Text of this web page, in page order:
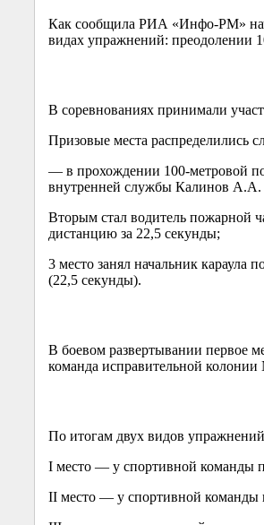
Как сообщила РИА «Инфо-РМ»
видах упражнений: преодолении
В соревнованиях принимали
Призовые места распределились
— в прохождении 100-метровой
внутренней службы Калинов
Вторым стал водитель пожарной
дистанцию за 22,5 секунды;
3 место занял начальник
(22,5 секунды).
В боевом развертывании первое
команда исправительной
По итогам двух видов
І место — у спортивной команды
II место — у спортивной команды